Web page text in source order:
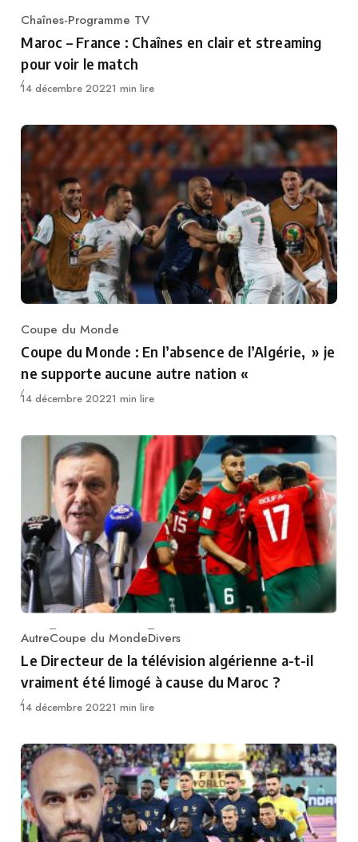
Category
Chaînes-Programme TV
Maroc – France : Chaînes en clair et streaming
pour voir le match
Publié
14 décembre 20221 min lire
Category
Coupe du Monde
Coupe du Monde : En l’absence de l’Algérie, » je
ne supporte aucune autre nation «
Publié
14 décembre 20221 min lire
Category
AutreCoupe du MondeDivers
Le Directeur de la télévision algérienne a-t-il
vraiment été limogé à cause du Maroc ?
Publié
14 décembre 20221 min lire